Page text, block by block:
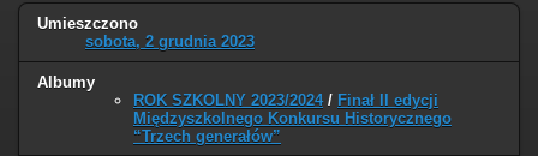
Umieszczono
sobota, 2 grudnia 2023
Albumy
ROK SZKOLNY 2023/2024/ Finał II edycji
Międzyszkolnego Konkursu Historycznego
“Trzech generałów”